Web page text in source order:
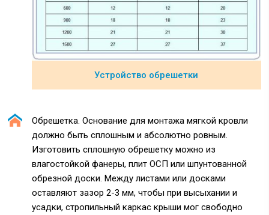
Устройство обрешетки
Обрешетка. Основание для монтажа мягкой кровли
должно быть сплошным и абсолютно ровным.
Изготовить сплошную обрешетку можно из
влагостойкой фанеры, плит ОСП или шпунтованной
обрезной доски. Между листами или досками
оставляют зазор 2-3 мм, чтобы при высыхании и
усадки, стропильный каркас крыши мог свободно